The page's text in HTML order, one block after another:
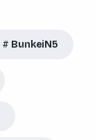
BunkeiN5